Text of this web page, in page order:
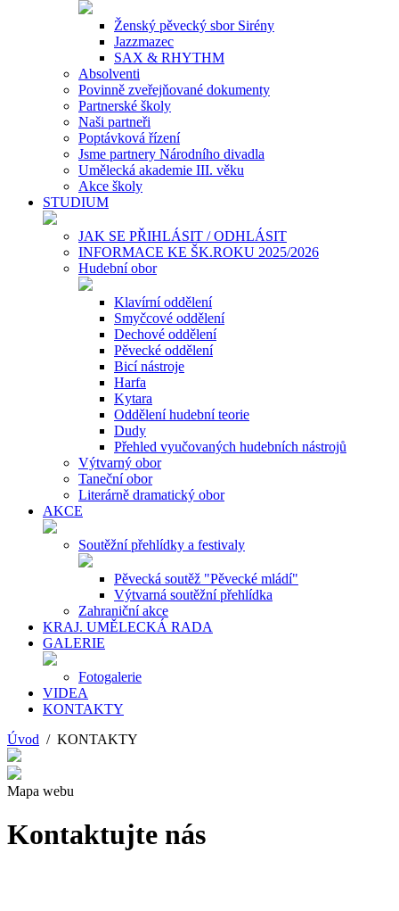
Ženský pěvecký sbor Sirény
Jazzmazec
SAX & RHYTHM
Absolventi
Povinně zveřejňované dokumenty
Partnerské školy
Naši partneři
Poptávková řízení
Jsme partnery Národního divadla
Umělecká akademie III. věku
Akce školy
STUDIUM
JAK SE PŘIHLÁSIT / ODHLÁSIT
INFORMACE KE ŠK.ROKU 2025/2026
Hudební obor
Klavírní oddělení
Smyčcové oddělení
Dechové oddělení
Pěvecké oddělení
Bicí nástroje
Harfa
Kytara
Oddělení hudební teorie
Dudy
Přehled vyučovaných hudebních nástrojů
Výtvarný obor
Taneční obor
Literárně dramatický obor
AKCE
Soutěžní přehlídky a festivaly
Pěvecká soutěž "Pěvecké mládí"
Výtvarná soutěžní přehlídka
Zahraniční akce
KRAJ. UMĚLECKÁ RADA
GALERIE
Fotogalerie
VIDEA
KONTAKTY
Úvod / KONTAKTY
Mapa webu
Kontaktujte nás